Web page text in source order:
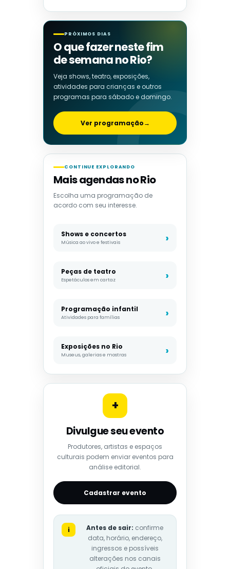
PRÓXIMOS DIAS
O que fazer neste fim
de semana no Rio?
Veja shows, teatro, exposições,
atividades para crianças e outros
programas para sábado e domingo.
Ver programação→
CONTINUE EXPLORANDO
Mais agendas no Rio
Escolha uma programação de
acordo com seu interesse.
Shows e concertos
Música ao vivo e festivais
Peças de teatro
Espetáculos em cartaz
Programação infantil
Atividades para famílias
Exposições no Rio
Museus, galerias e mostras
+
Divulgue seu evento
Produtores, artistas e espaços
culturais podem enviar eventos para
análise editorial.
Cadastrar evento
i Antes de sair: confirme
data, horário, endereço,
ingressos e possíveis
alterações nos canais